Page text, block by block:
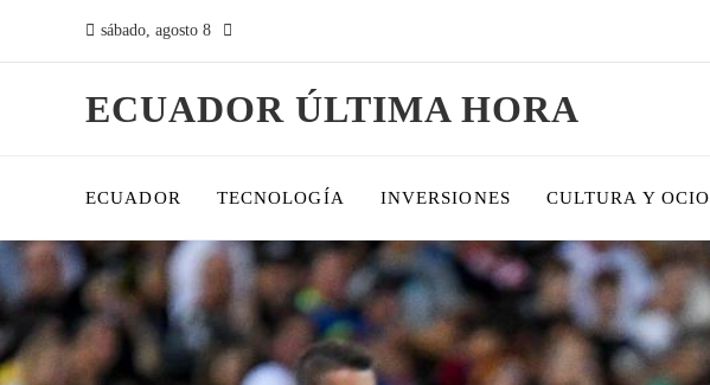
sábado, agosto 8
ECUADOR ÚLTIMA HORA
ECUADOR TECNOLOGÍA INVERSIONES CULTURA Y OCIO